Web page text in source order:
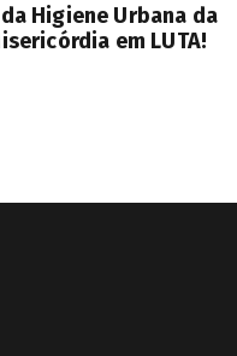
Higiene Urbana da
em LUTA!